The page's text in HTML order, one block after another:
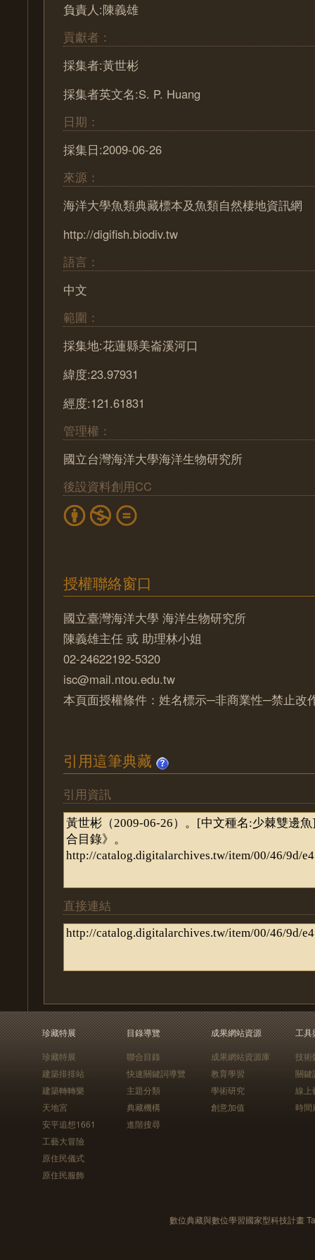
負責人:陳義雄
貢獻者：
採集者:黃世彬
採集者英文名:S. P. Huang
日期：
採集日:2009-06-26
來源：
海洋大學魚類典藏標本及魚類自然棲地資訊網
http://digifish.biodiv.tw
語言：
中文
範圍：
採集地:花蓮縣美崙溪河口
緯度:23.97931
經度:121.61831
管理權：
國立台灣海洋大學海洋生物研究所
後設資料創用CC
授權聯絡窗口
國立臺灣海洋大學 海洋生物研究所
陳義雄主任 或 助理林小姐
02-24622192-5320
isc@mail.ntou.edu.tw
本頁面授權條件：姓名標示─非商業性─禁止改
引用這筆典藏
引用資訊
直接連結
珍藏特展
珍藏特展
建築排排站
建築轉轉樂
天地宮
安平追想1661
工藝大冒險
原住民儀式
原住民服飾
目錄導覽
聯合目錄
快速關鍵詞導覽
主題分類
典藏機構
進階搜尋
成果網站資源
成果網站資源庫
教育學習
學術研究
創意加值
工具
技術
關鍵
線上
時間
數位典藏與數位學習國家型科技計畫